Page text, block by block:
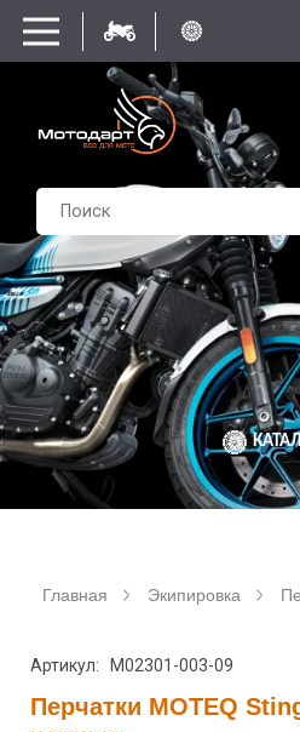
Главная Экипировка
Артикул: M02301-003-09
Перчатки MOTEQ